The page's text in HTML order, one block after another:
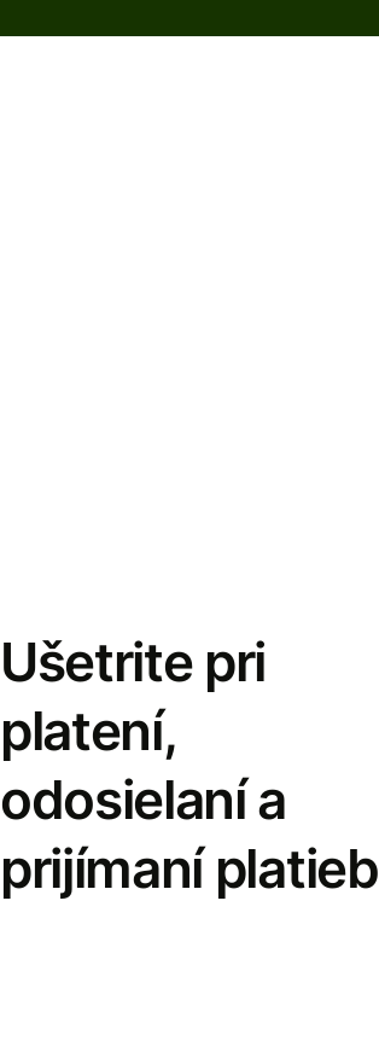
Ušetrite pri
platení,
odosielaní a
prijímaní platieb